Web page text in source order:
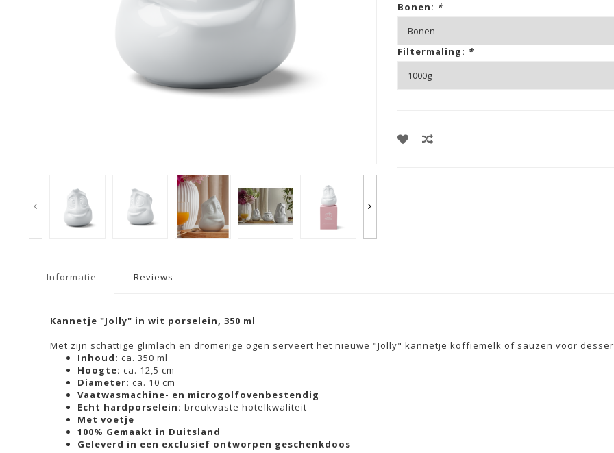
Bonen: *
Filtermaling: *
Informatie Reviews
Kannetje "Jolly" in wit porselein, 350 ml
Met zijn schattige glimlach en dromerige ogen serveert het nieuwe "Jolly" kannetje koffiemelk of sauzen voor
Inhoud: ca. 350 ml
Hoogte: ca. 12,5 cm
Diameter: ca. 10 cm
Vaatwasmachine- en microgolfovenbestendig
Echt hardporselein: breukvaste hotelkwaliteit
Met voetje
100% Gemaakt in Duitsland
Geleverd in een exclusief ontworpen geschenkdoos